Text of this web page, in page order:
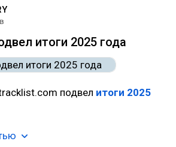
итоги 2025 года
подвел итоги 2025